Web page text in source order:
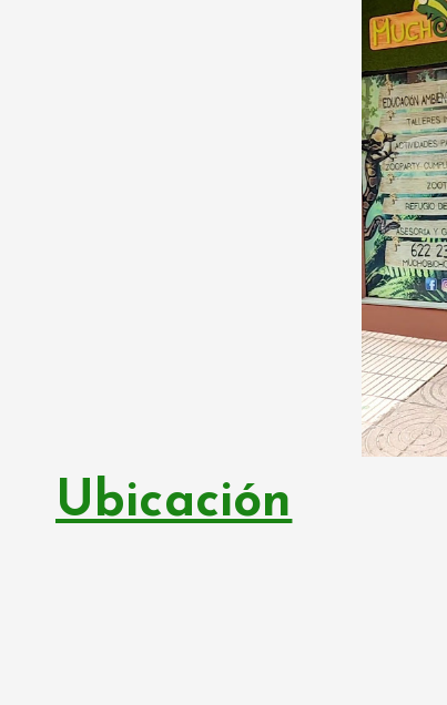
Ubicación